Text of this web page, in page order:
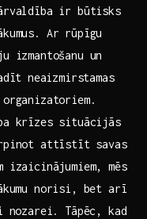
ir būtisks
Ar rūpīgu
izmantošanu un
neaizmirstamas
krīzes situācijās
attīstīt savas⁢
izaicinājumiem, mēs
norisi, bet arī
nozarei.‌ Tāpēc, kad